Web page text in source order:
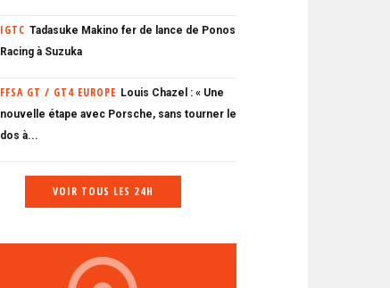
IGTC Tadasuke Makino fer de lance de Ponos
Racing à Suzuka
FFSA GT / GT4 EUROPE Louis Chazel : « Une
nouvelle étape avec Porsche, sans tourner le
dos à...
VOIR TOUS LES 24H